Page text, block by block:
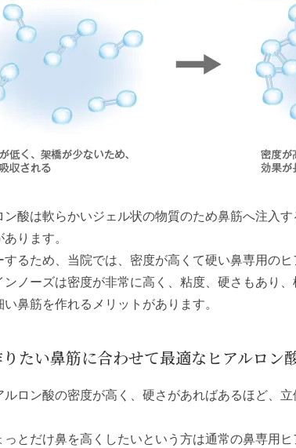
ン酸は軟らかいジェル状の物質のため鼻筋へ注入
ります。
るため、当院では、密度が高くて硬い鼻専用のヒ
ンノーズは密度が非常に高く、粘度、硬さもあり
鼻筋を作れるメリットがあります。
たい鼻筋に合わせて最適なヒアルロン
ロン酸の密度が高く、硬さがあればあるほど、
とだけ鼻を高くしたいという方は通常の鼻専用ヒ